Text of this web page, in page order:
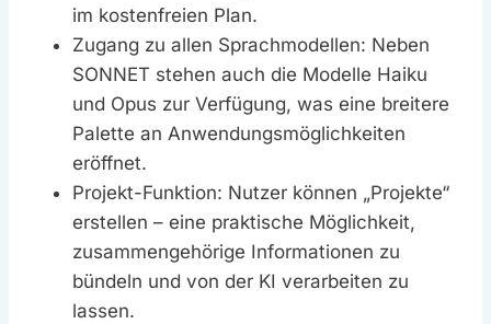
im kostenfreien Plan.
Zugang zu allen Sprachmodellen: Neben
SONNET stehen auch die Modelle Haiku
und Opus zur Verfügung, was eine breitere
Palette an Anwendungsmöglichkeiten
eröffnet.
Projekt-Funktion: Nutzer können „Projekte“
erstellen – eine praktische Möglichkeit,
zusammengehörige Informationen zu
bündeln und von der KI verarbeiten zu
lassen.